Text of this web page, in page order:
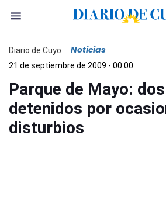
Diario de Cuyo Noticias
21 de septiembre de 2009 - 00:00
Parque de Mayo:
detenidos por
disturbios